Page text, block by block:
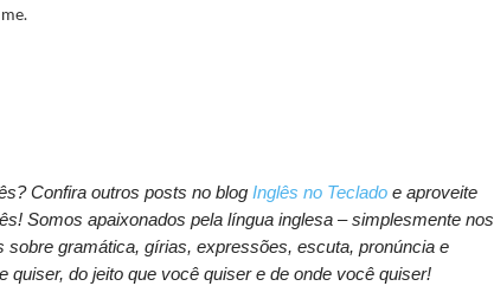
Confira outros posts no blog Inglês no Teclado e aproveite
Somos apaixonados pela língua inglesa – simplesmente nos
gramática, gírias, expressões, escuta, pronúncia e
do jeito que você quiser e de onde você quiser!